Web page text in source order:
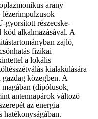
arany
lézerimpulzusok
gyorsított részecske-
alkalmazásával. A
zajló,
fizikai
a lokális
kialakulására
közegben. A
(dipólusok,
antennapárok változó
az energia
hatékonyságában.